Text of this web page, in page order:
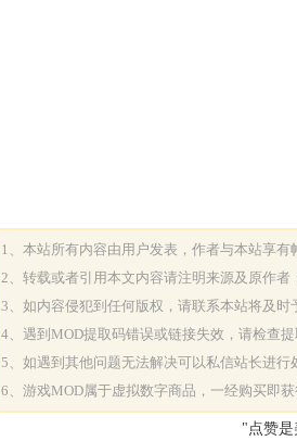
1、本站所有内容由用户发表，作者与本站享有
2、转载或者引用本文内容请注明来源及原作者
3、如内容侵犯到任何版权，请联系本站将及时
4、遇到MOD提取码错误或链接失效，请检查
5、如遇到其他问题无法解决可以私信站长进行
6、游戏MOD属于虚拟数字商品，一经购买即
"点赞